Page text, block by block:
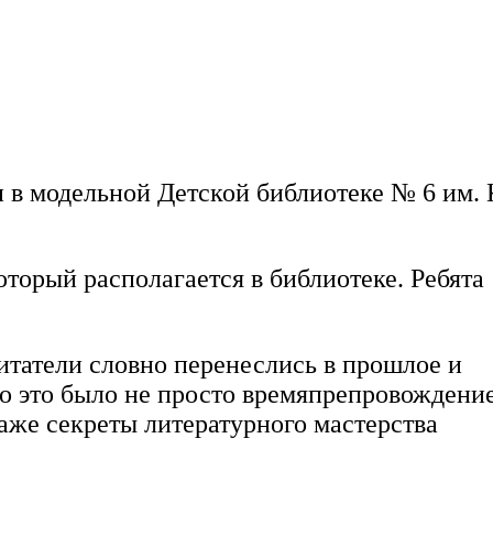
модельной Детской библиотеке № 6 им.
располагается в библиотеке. Ребята
словно перенеслись в прошлое и
это было не просто
секреты литературного мастерства